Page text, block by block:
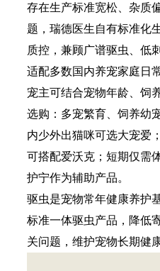
存在生产标准宽松、杂质
题，瑞德医生自有标准化
质控，兼顾广谱驱虫、低
适配多数国内养宠家庭日
宠主可结合宠物年龄、饲
选购：多宠繁育、饲养幼
内少外出猫咪可选大宠爱
可搭配爱沃克；短期仅需
护宁作为辅助产品。
驱虫是宠物常年健康养护
标准一体驱虫产品，降低
关问题，维护宠物长期健